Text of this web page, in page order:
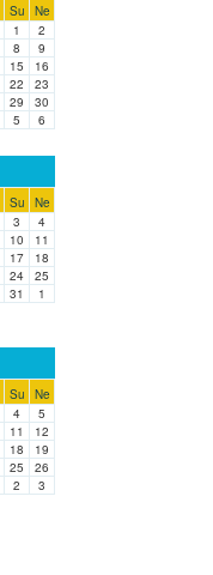
Su
Ne
1
2
8
9
15
16
22
23
29
30
5 6
Su
Ne
3
4
10
11
17
18
24
25
31 1
Su
Ne
4
5
11
12
18
19
25
26
2 3